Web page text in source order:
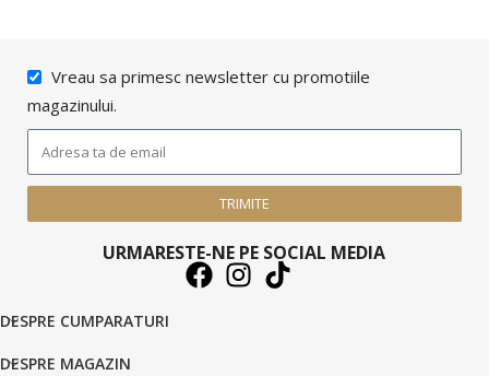
Vreau sa primesc newsletter cu promotiile
magazinului.
TRIMITE
URMARESTE-NE PE SOCIAL MEDIA
DESPRE CUMPARATURI
DESPRE MAGAZIN